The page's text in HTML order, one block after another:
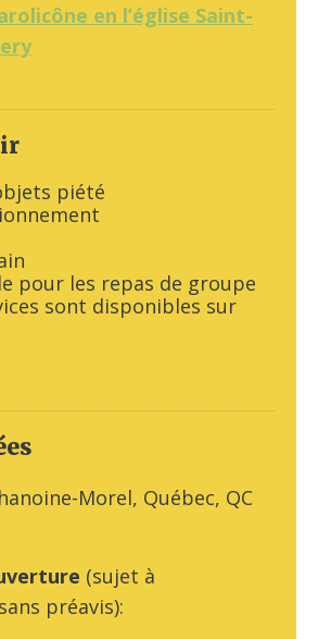
en l’église Saint-
piété
pour les repas de groupe
sont disponibles sur
Morel, Québec, QC
(sujet à
préavis):